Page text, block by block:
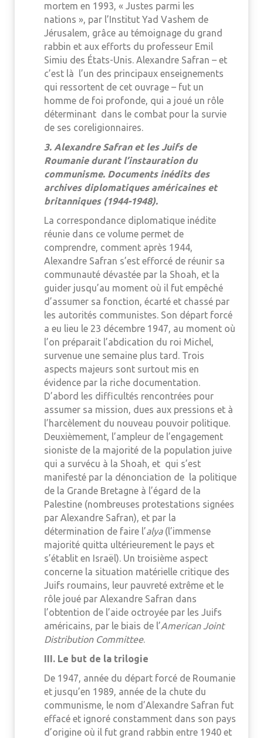
mortem en 1993, « Justes parmi les
nations », par l’Institut Yad Vashem de
Jérusalem, grâce au témoignage du grand
rabbin et aux efforts du professeur Emil
Simiu des États-Unis. Alexandre Safran – et
c’est là l’un des principaux enseignements
qui ressortent de cet ouvrage – fut un
homme de foi profonde, qui a joué un rôle
déterminant dans le combat pour la survie
de ses coreligionnaires.
3. Alexandre Safran et les Juifs de
Roumanie durant l’instauration du
communisme. Documents inédits des
archives diplomatiques américaines et
britanniques (1944-1948).
La correspondance diplomatique inédite
réunie dans ce volume permet de
comprendre, comment après 1944,
Alexandre Safran s’est efforcé de réunir sa
communauté dévastée par la Shoah, et la
guider jusqu’au moment où il fut empêché
d’assumer sa fonction, écarté et chassé par
les autorités communistes. Son départ forcé
a eu lieu le 23 décembre 1947, au moment où
l’on préparait l’abdication du roi Michel,
survenue une semaine plus tard. Trois
aspects majeurs sont surtout mis en
évidence par la riche documentation.
D’abord les difficultés rencontrées pour
assumer sa mission, dues aux pressions et à
l’harcèlement du nouveau pouvoir politique.
Deuxièmement, l’ampleur de l’engagement
sioniste de la majorité de la population juive
qui a survécu à la Shoah, et qui s’est
manifesté par la dénonciation de la politique
de la Grande Bretagne à l’égard de la
Palestine (nombreuses protestations signées
par Alexandre Safran), et par la
détermination de faire l’alya (l’immense
majorité quitta ultérieurement le pays et
s’établit en Israël). Un troisième aspect
concerne la situation matérielle critique des
Juifs roumains, leur pauvreté extrême et le
rôle joué par Alexandre Safran dans
l’obtention de l’aide octroyée par les Juifs
américains, par le biais de l’American Joint
Distribution Committee.
III. Le but de la trilogie
De 1947, année du départ forcé de Roumanie
et jusqu’en 1989, année de la chute du
communisme, le nom d’Alexandre Safran fut
effacé et ignoré constamment dans son pays
d’origine où il fut grand rabbin entre 1940 et